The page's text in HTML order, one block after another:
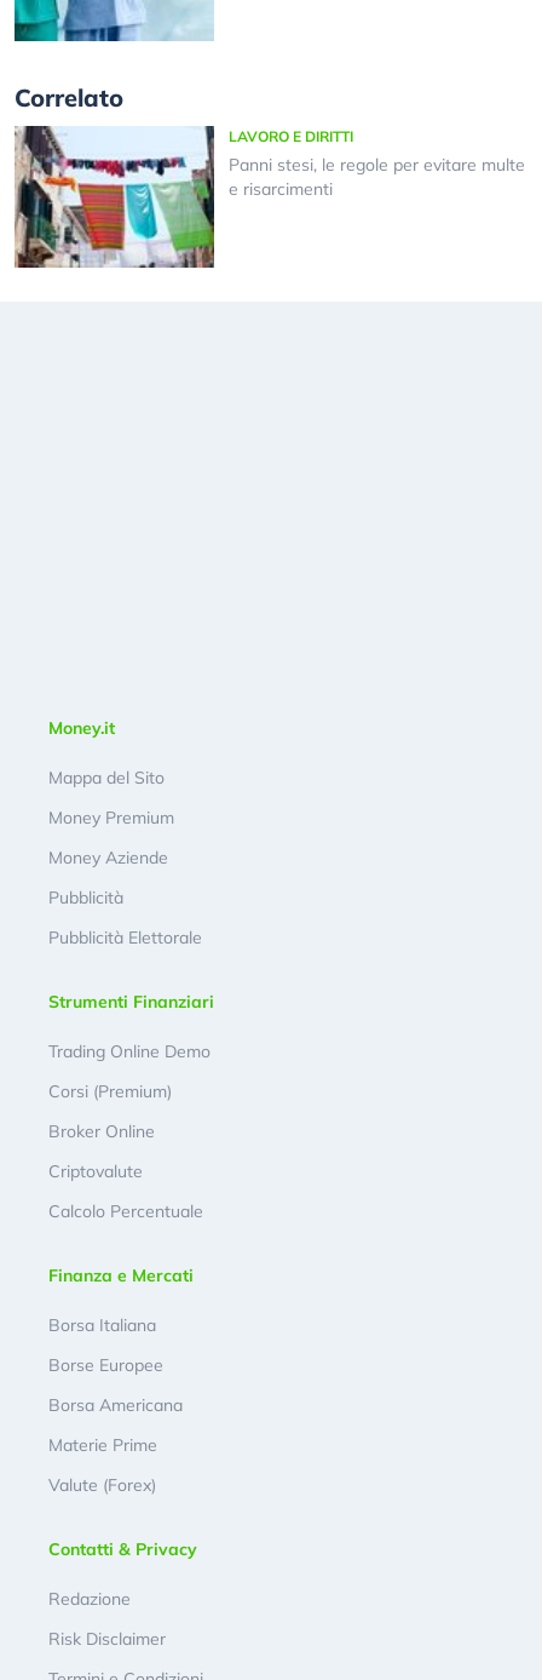
Correlato
LAVORO E DIRITTI
Panni stesi, le regole per evitare multe
e risarcimenti
Money.it
Mappa del Sito
Money Premium
Money Aziende
Pubblicità
Pubblicità Elettorale
Strumenti Finanziari
Trading Online Demo
Corsi (Premium)
Broker Online
Criptovalute
Calcolo Percentuale
Finanza e Mercati
Borsa Italiana
Borse Europee
Borsa Americana
Materie Prime
Valute (Forex)
Contatti & Privacy
Redazione
Risk Disclaimer